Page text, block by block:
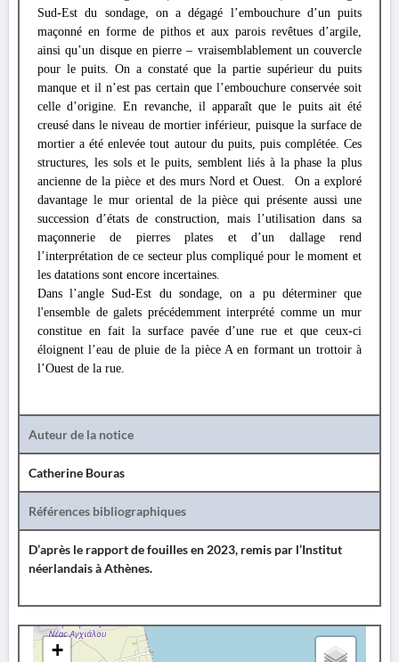
Sud-Est du sondage, on a dégagé l’embouchure d’un puits
maçonné en forme de pithos et aux parois revêtues d’argile,
ainsi qu’un disque en pierre – vraisemblablement un couvercle
pour le puits. On a constaté que la partie supérieur du puits
manque et il n’est pas certain que l’embouchure conservée soit
celle d’origine. En revanche, il apparaît que le puits ait été
creusé dans le niveau de mortier inférieur, puisque la surface de
mortier a été enlevée tout autour du puits, puis complétée. Ces
structures, les sols et le puits, semblent liés à la phase la plus
ancienne de la pièce et des murs Nord et Ouest. On a exploré
davantage le mur oriental de la pièce qui présente aussi une
succession d’états de construction, mais l’utilisation dans sa
maçonnerie de pierres plates et d’un dallage rend
l’interprétation de ce secteur plus compliqué pour le moment et
les datations sont encore incertaines.
Dans l’angle Sud-Est du sondage, on a pu déterminer que
l'ensemble de galets précédemment interprété comme un mur
constitue en fait la surface pavée d’une rue et que ceux-ci
éloignent l’eau de pluie de la pièce A en formant un trottoir à
l’Ouest de la rue.
Auteur de la notice
Catherine Bouras
Références bibliographiques
D’après le rapport de fouilles en 2023, remis par l’Institut
néerlandais à Athènes.
+